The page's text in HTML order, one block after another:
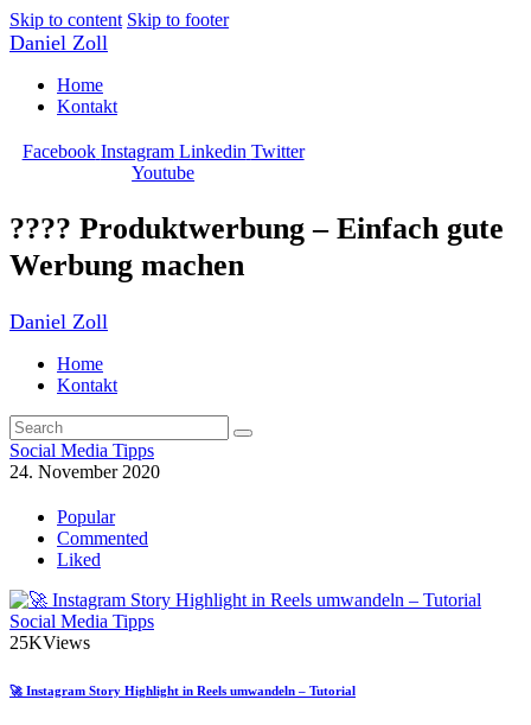
Skip to content Skip to footer
Daniel Zoll
Home
Kontakt
Facebook Instagram Linkedin Twitter
Youtube
??‍?? Produktwerbung – Einfach gute
Werbung machen
Daniel Zoll
Home
Kontakt
Social Media Tipps
24. November 2020
Popular
Commented
Liked
Social Media Tipps
25KViews
🚀 Instagram Story Highlight in Reels umwandeln – Tutorial